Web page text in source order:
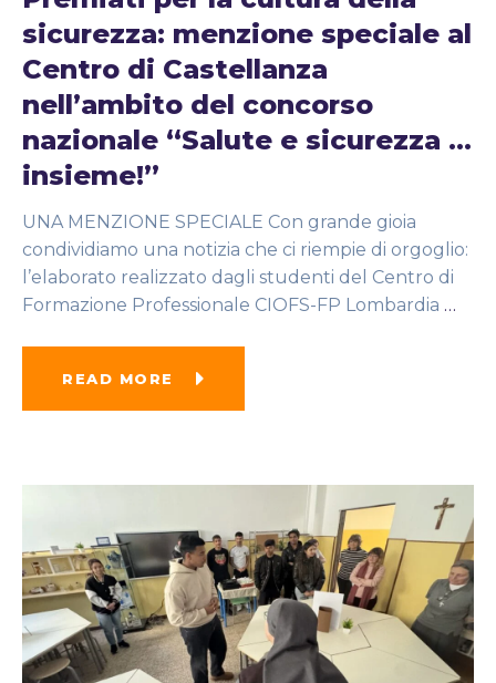
sicurezza: menzione speciale al
Centro di Castellanza
nell’ambito del concorso
nazionale “Salute e sicurezza …
insieme!”
UNA MENZIONE SPECIALE Con grande gioia
condividiamo una notizia che ci riempie di orgoglio:
l’elaborato realizzato dagli studenti del Centro di
Formazione Professionale CIOFS-FP Lombardia …
READ MORE